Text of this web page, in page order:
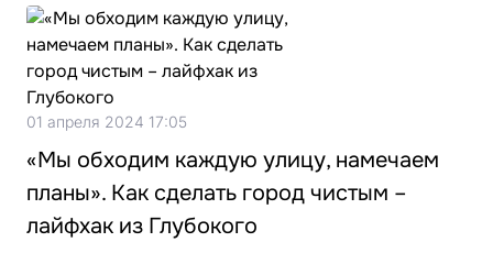
01 апреля 2024 17:05
«Мы обходим каждую улицу, намечаем
планы». Как сделать город чистым –
лайфхак из Глубокого